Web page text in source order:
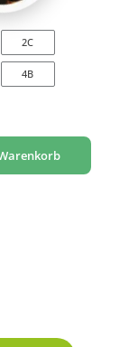
2C
4B
die Schaltflächen um